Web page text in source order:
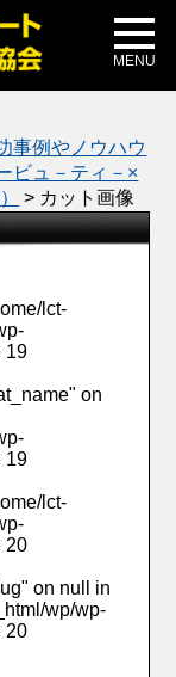
MENU
事例やノウハウ
ビュ－ティ－×
> カット画像
lct-
19
on
19
lct-
20
on null in
wp/wp-
20